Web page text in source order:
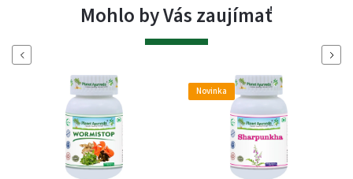
Mohlo by Vás zaujímať
Naspäť Ďalej
Novinka